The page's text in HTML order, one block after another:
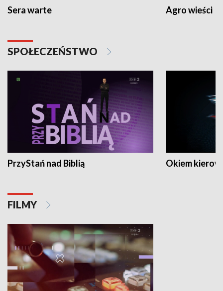
Sera warte Agro wieści
SPOŁECZEŃSTWO
PrzyStań nad Biblią Okiem
FILMY